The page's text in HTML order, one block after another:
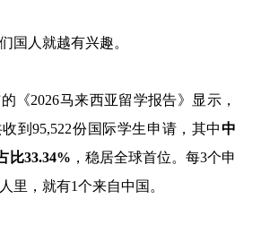
国人就越有兴趣。
《2026马来西亚留学报告》显示，
到95,522份国际学生申请，其中中
比33.34% ，稳居全球首位。每3个申
里，就有1个来自中国。